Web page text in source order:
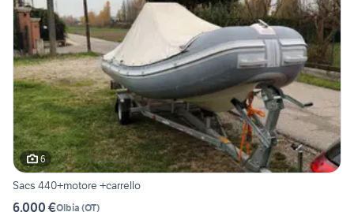
6
Sacs 440+motore +carrello
6.000 €Olbia (OT)